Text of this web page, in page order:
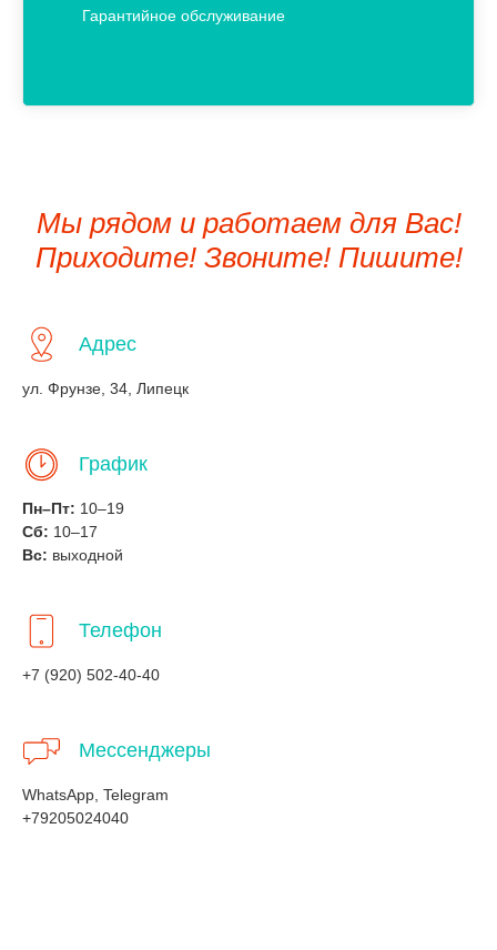
Гарантийное обслуживание
Мы рядом и работаем для Вас!
Приходите! Звоните! Пишите!
Адрес
ул. Фрунзе, 34, Липецк
График
Пн–Пт: 10–19
Сб: 10–17
Вс: выходной
Телефон
+7 (920) 502-40-40
Мессенджеры
WhatsApp, Telegram
+79205024040